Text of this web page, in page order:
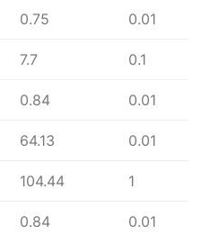
0.75 0.01
7.7 0.1
0.84 0.01
64.13 0.01
104.44 1
0.84 0.01